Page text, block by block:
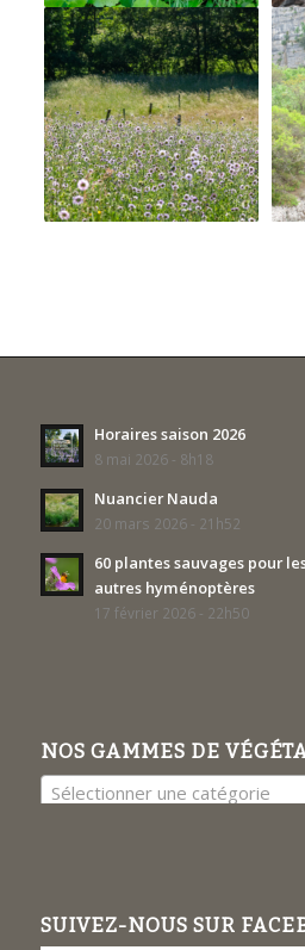
Horaires saison 2026
8 mai 2026 - 8h18
Nuancier Nauda
20 mars 2026 - 21h52
60 plantes sauvages pour
autres hyménoptères
17 février 2026 - 22h50
NOS GAMMES DE
Sélectionner une catégorie
SUIVEZ-NOUS SUR